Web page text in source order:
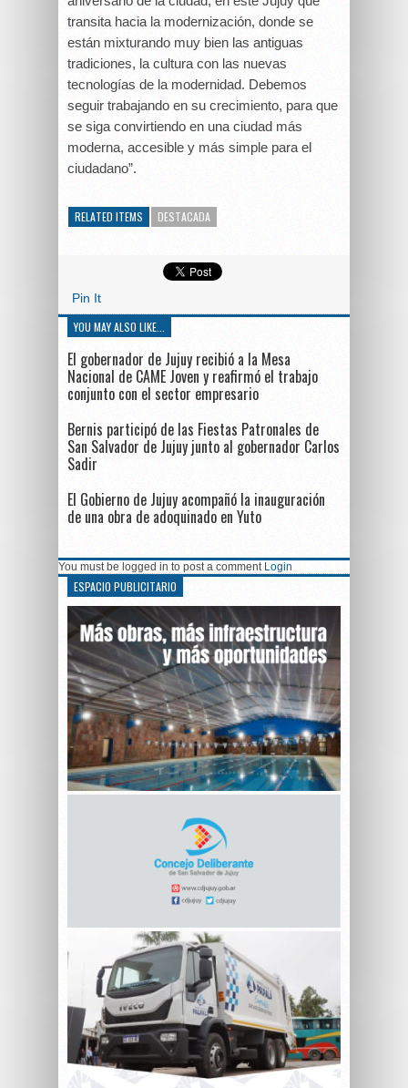
transita hacia la modernización, donde se
están mixturando muy bien las antiguas
tradiciones, la cultura con las nuevas
tecnologías de la modernidad. Debemos
seguir trabajando en su crecimiento, para que
se siga convirtiendo en una ciudad más
moderna, accesible y más simple para el
ciudadano”.
RELATED ITEMS DESTACADA
Pin It
YOU MAY ALSO LIKE...
El gobernador de Jujuy recibió a la Mesa
Nacional de CAME Joven y reafirmó el trabajo
conjunto con el sector empresario
Bernis participó de las Fiestas Patronales de
San Salvador de Jujuy junto al gobernador Carlos
Sadir
El Gobierno de Jujuy acompañó la inauguración
de una obra de adoquinado en Yuto
You must be logged in to post a comment Login
ESPACIO PUBLICITARIO